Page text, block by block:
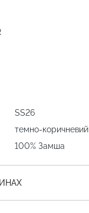
SS26
темно-коричневий
100% Замша